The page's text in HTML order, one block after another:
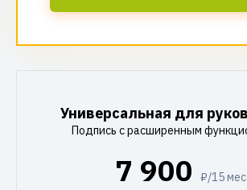
Универсальная для
Подпись с расширенным
7 900 ₽/15 мес